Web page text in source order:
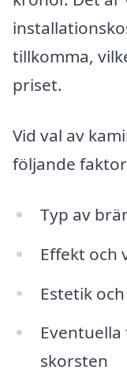
tillkomma,
priset.
Vid val av
följande
Typ av
Effekt och
Estetik
skorsten